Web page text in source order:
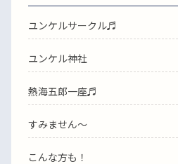
ユンケルサークル♬
ユンケル神社
熱海五郎一座♬
すみません〜
こんな方も！